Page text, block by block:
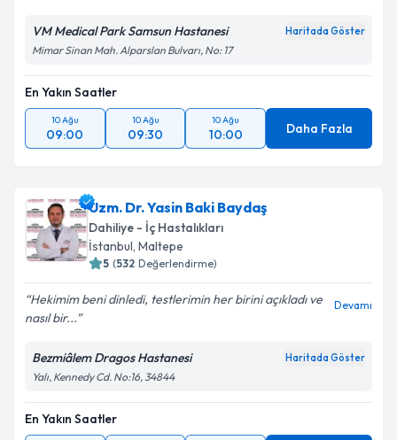
VM Medical Park Samsun Hastanesi Haritada Göster
Mimar Sinan Mah. Alparslan Bulvarı, No: 17
En Yakın Saatler
10 Ağu
09:00
10 Ağu
09:30
10 Ağu
10:00 Daha Fazla
Uzm. Dr. Yasin Baki Baydaş
Dahiliye - İç Hastalıkları
İstanbul, Maltepe
5 (532 Değerlendirme)
Hekimim beni dinledi, testlerimin her birini açıkladı ve
nasıl bir...
Devamı
Bezmiâlem Dragos Hastanesi Haritada Göster
Yalı, Kennedy Cd. No:16, 34844
En Yakın Saatler